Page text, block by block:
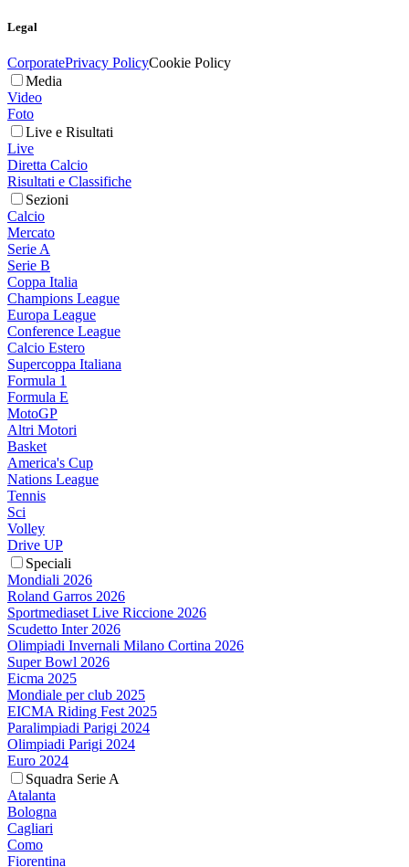
Legal
CorporatePrivacy PolicyCookie Policy
Media
Video
Foto
Live e Risultati
Live
Diretta Calcio
Risultati e Classifiche
Sezioni
Calcio
Mercato
Serie A
Serie B
Coppa Italia
Champions League
Europa League
Conference League
Calcio Estero
Supercoppa Italiana
Formula 1
Formula E
MotoGP
Altri Motori
Basket
America's Cup
Nations League
Tennis
Sci
Volley
Drive UP
Speciali
Mondiali 2026
Roland Garros 2026
Sportmediaset Live Riccione 2026
Scudetto Inter 2026
Olimpiadi Invernali Milano Cortina 2026
Super Bowl 2026
Eicma 2025
Mondiale per club 2025
EICMA Riding Fest 2025
Paralimpiadi Parigi 2024
Olimpiadi Parigi 2024
Euro 2024
Squadra Serie A
Atalanta
Bologna
Cagliari
Como
Fiorentina